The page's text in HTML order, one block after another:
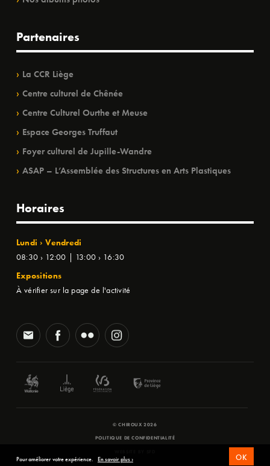
Partenaires
La CCR Liège
Centre culturel de Chênée
Centre Culturel Ourthe et Meuse
Espace Georges Truffaut
Foyer culturel de Jupille-Wandre
ASAP – L’Assemblée des Structures en Arts Plastiques
Horaires
Lundi › Vendredi
08:30 › 12:00 | 13:00 › 16:30
Expositions
À vérifier sur la page de l'activité
© CHIROUX 2026
POLITIQUE DE CONFIDENTIALITÉ
Pour améliorer votre expérience. En savoir plus › OK